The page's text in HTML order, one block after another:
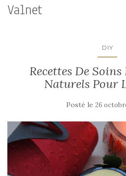
Valnet
DIY
Recettes De
Naturels Pour
Posté le 26